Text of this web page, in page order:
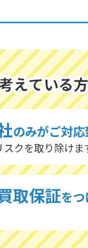
のみがご対応
クを取り除けま
取保証を